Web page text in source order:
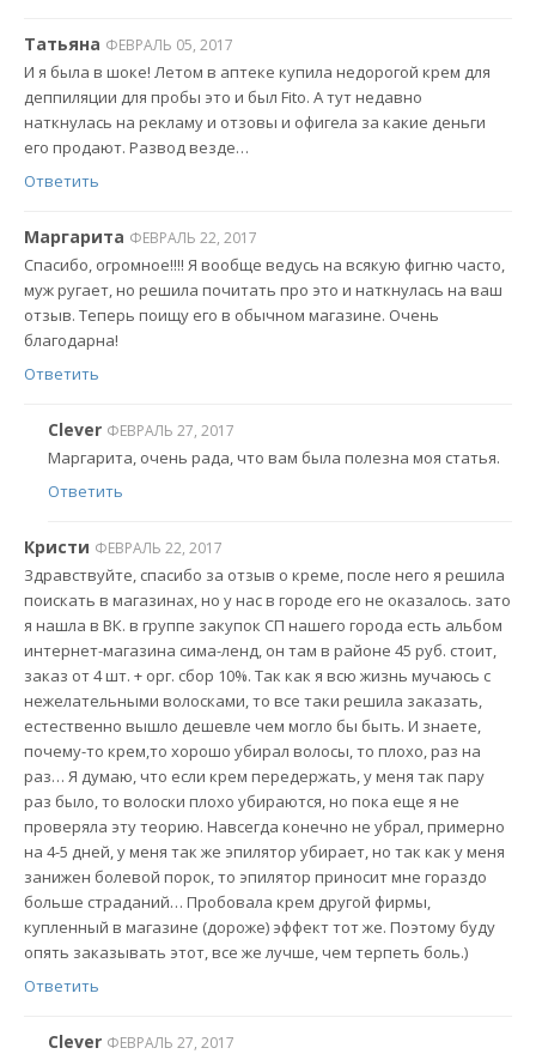
Татьяна ФЕВРАЛЬ 05, 2017
И я была в шоке! Летом в аптеке купила недорогой крем для
деппиляции для пробы это и был Fito. А тут недавно
наткнулась на рекламу и отзовы и офигела за какие деньги
его продают. Развод везде…
Ответить
Маргарита ФЕВРАЛЬ 22, 2017
Спасибо, огромное!!!! Я вообще ведусь на всякую фигню часто,
муж ругает, но решила почитать про это и наткнулась на ваш
отзыв. Теперь поищу его в обычном магазине. Очень
благодарна!
Ответить
Clever ФЕВРАЛЬ 27, 2017
Маргарита, очень рада, что вам была полезна моя статья.
Ответить
Кристи ФЕВРАЛЬ 22, 2017
Здравствуйте, спасибо за отзыв о креме, после него я решила
поискать в магазинах, но у нас в городе его не оказалось. зато
я нашла в ВК. в группе закупок СП нашего города есть альбом
интернет-магазина сима-ленд, он там в районе 45 руб. стоит,
заказ от 4 шт. + орг. сбор 10%. Так как я всю жизнь мучаюсь с
нежелательными волосками, то все таки решила заказать,
естественно вышло дешевле чем могло бы быть. И знаете,
почему-то крем,то хорошо убирал волосы, то плохо, раз на
раз… Я думаю, что если крем передержать, у меня так пару
раз было, то волоски плохо убираются, но пока еще я не
проверяла эту теорию. Навсегда конечно не убрал, примерно
на 4-5 дней, у меня так же эпилятор убирает, но так как у меня
занижен болевой порок, то эпилятор приносит мне гораздо
больше страданий… Пробовала крем другой фирмы,
купленный в магазине (дороже) эффект тот же. Поэтому буду
опять заказывать этот, все же лучше, чем терпеть боль.)
Ответить
Clever ФЕВРАЛЬ 27, 2017